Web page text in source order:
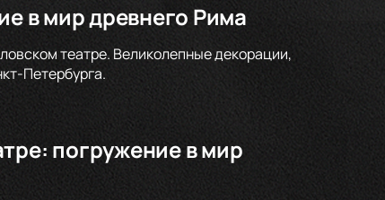
в мир древнего Рима
театре. Великолепные декорации,
Петербурга.
погружение в мир